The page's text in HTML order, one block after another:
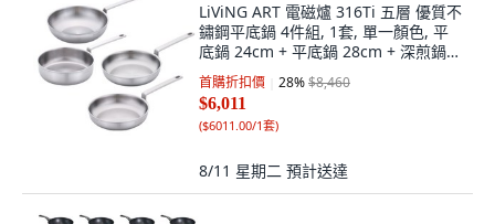
LiViNG ART 電磁爐 316Ti 五層 優質不
鏽鋼平底鍋 4件組, 1套, 單一顏色, 平
底鍋 24cm + 平底鍋 28cm + 深煎鍋
24cm + 炒鍋 28cm
首購折扣價 28%$8,460
$6,011
($6011.00/1套)
8/11 星期二 預計送達